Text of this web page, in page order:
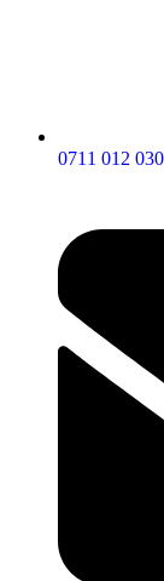
0711 012 030